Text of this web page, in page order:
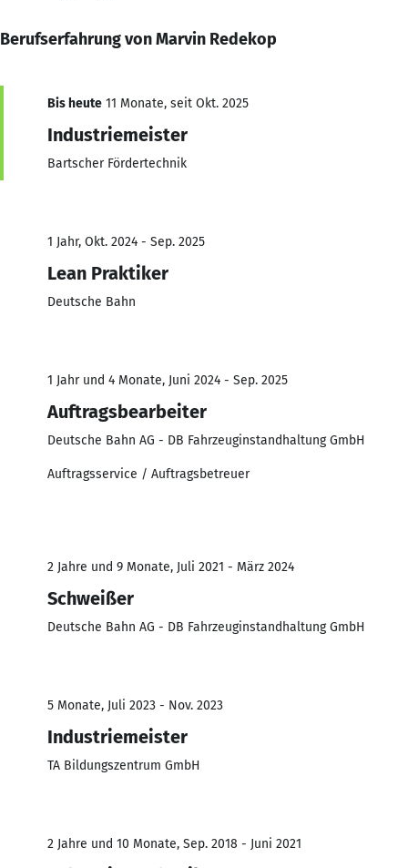
Berufserfahrung von Marvin Redekop
Bis heute 11 Monate, seit Okt. 2025
Industriemeister
Bartscher Fördertechnik
1 Jahr, Okt. 2024 - Sep. 2025
Lean Praktiker
Deutsche Bahn
1 Jahr und 4 Monate, Juni 2024 - Sep. 2025
Auftragsbearbeiter
Deutsche Bahn AG - DB Fahrzeuginstandhaltung GmbH
Auftragsservice / Auftragsbetreuer
2 Jahre und 9 Monate, Juli 2021 - März 2024
Schweißer
Deutsche Bahn AG - DB Fahrzeuginstandhaltung GmbH
5 Monate, Juli 2023 - Nov. 2023
Industriemeister
TA Bildungszentrum GmbH
2 Jahre und 10 Monate, Sep. 2018 - Juni 2021